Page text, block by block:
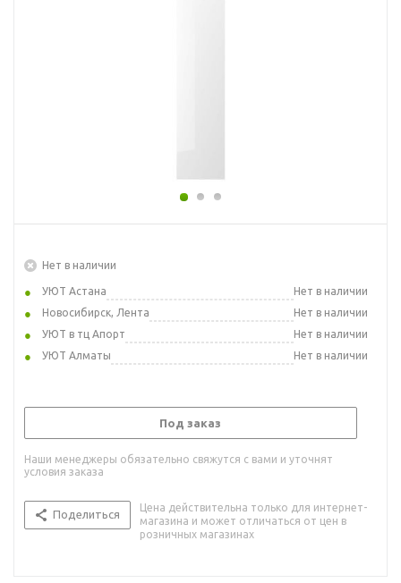
Нет в наличии
УЮТ Астана
Нет в наличии
Новосибирск, Лента
Нет в наличии
УЮТ в тц Апорт
Нет в наличии
УЮТ Алматы
Нет в наличии
Под заказ
Наши менеджеры обязательно свяжутся с вами и уточнят
условия заказа
Поделиться
Цена действительна только для интернет-
магазина и может отличаться от цен в
розничных магазинах